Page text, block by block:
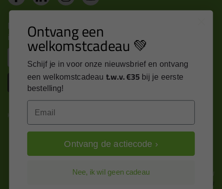
Nieuws, tips en exclusieve deals rechtstreeks in je
inbox
Inschrijven
Kitcentrum is trots op:
Alle prijzen zijn in EURO en excl. 21% BTW
wijzig naar incl. BTW
Ontvang een
welkomstcadeau 💚
Schijf je in voor onze nieuwsbrief en ontvang
een welkomstcadeau t.w.v. €35 bij je eerste
bestelling!
Email
Ontvang de actiecode ›
Nee, ik wil geen cadeau